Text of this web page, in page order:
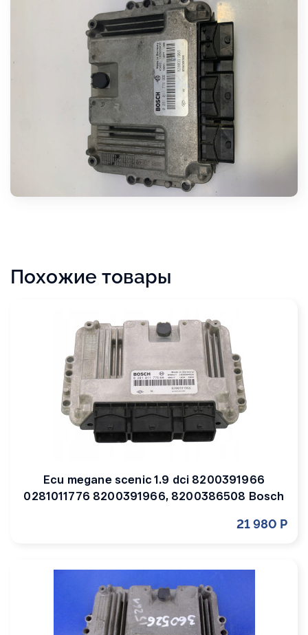
Похожие товары
Ecu megane scenic 1.9 dci 8200391966
0281011776 8200391966, 8200386508 Bosch
21 980 Р